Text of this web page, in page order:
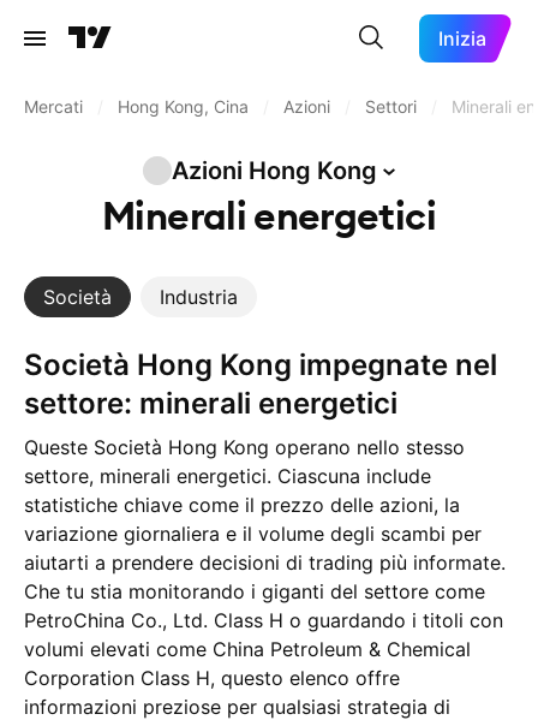
Inizia
Mercati Hong Kong, Cina Azioni Settori Minerali
Azioni Hong Kong
Minerali energetici
Società Industria
Società Hong Kong impegnate nel
settore: minerali energetici
Queste Società Hong Kong operano nello stesso
settore, minerali energetici. Ciascuna include
statistiche chiave come il prezzo delle azioni, la
variazione giornaliera e il volume degli scambi per
aiutarti a prendere decisioni di trading più informate.
Che tu stia monitorando i giganti del settore come
PetroChina Co., Ltd. Class H o guardando i titoli con
volumi elevati come China Petroleum & Chemical
Corporation Class H, questo elenco offre
informazioni preziose per qualsiasi strategia di